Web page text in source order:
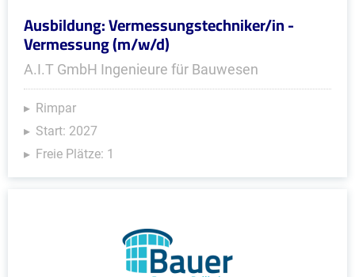
Ausbildung: Vermessungstechniker/in -
Vermessung (m/w/d)
A.I.T GmbH Ingenieure für Bauwesen
Rimpar
Start: 2027
Freie Plätze: 1